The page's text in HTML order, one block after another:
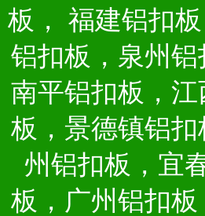
板，
福建铝扣
铝扣板，泉州
南平铝扣板，
板，景德镇铝
州铝扣板，宜
板，广州铝扣